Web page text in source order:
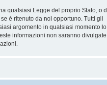
qualsiasi Legge del proprio Stato, o
è ritenuto da noi opportuno. Tutti gli
argomento in qualsiasi momento lo
informazioni non saranno